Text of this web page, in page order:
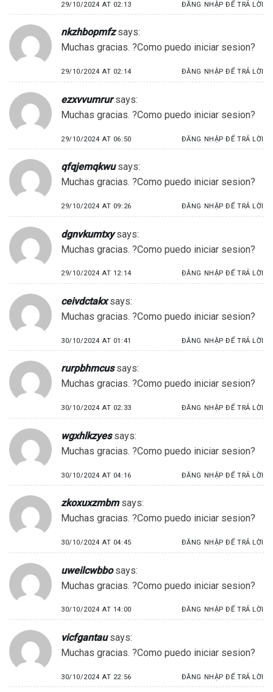
29/10/2024 AT 02:13 ĐĂNG NHẬP ĐỂ TRẢ LỜI
nkzhbopmfz says:
Muchas gracias. ?Como puedo iniciar sesion?
29/10/2024 AT 02:14 ĐĂNG NHẬP ĐỂ TRẢ LỜI
ezxvvumrur says:
Muchas gracias. ?Como puedo iniciar sesion?
29/10/2024 AT 06:50 ĐĂNG NHẬP ĐỂ TRẢ LỜI
qfqjemqkwu says:
Muchas gracias. ?Como puedo iniciar sesion?
29/10/2024 AT 09:26 ĐĂNG NHẬP ĐỂ TRẢ LỜI
dgnvkumtxy says:
Muchas gracias. ?Como puedo iniciar sesion?
29/10/2024 AT 12:14 ĐĂNG NHẬP ĐỂ TRẢ LỜI
ceivdctakx says:
Muchas gracias. ?Como puedo iniciar sesion?
30/10/2024 AT 01:41 ĐĂNG NHẬP ĐỂ TRẢ LỜI
rurpbhmcus says:
Muchas gracias. ?Como puedo iniciar sesion?
30/10/2024 AT 02:33 ĐĂNG NHẬP ĐỂ TRẢ LỜI
wgxhlkzyes says:
Muchas gracias. ?Como puedo iniciar sesion?
30/10/2024 AT 04:16 ĐĂNG NHẬP ĐỂ TRẢ LỜI
zkoxuxzmbm says:
Muchas gracias. ?Como puedo iniciar sesion?
30/10/2024 AT 04:45 ĐĂNG NHẬP ĐỂ TRẢ LỜI
uweilcwbbo says:
Muchas gracias. ?Como puedo iniciar sesion?
30/10/2024 AT 14:00 ĐĂNG NHẬP ĐỂ TRẢ LỜI
vicfgantau says:
Muchas gracias. ?Como puedo iniciar sesion?
30/10/2024 AT 22:56 ĐĂNG NHẬP ĐỂ TRẢ LỜI